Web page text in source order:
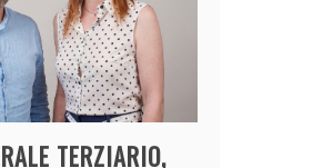
TERZIARIO,